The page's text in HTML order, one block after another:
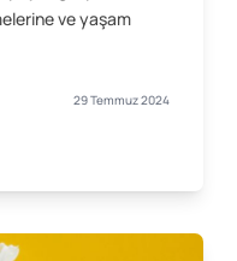
ve yaşam
29 Temmuz 2024